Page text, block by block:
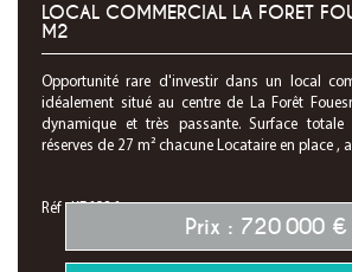
LOCAL COMMERCIAL LA FORET
M2
Opportunité rare d'investir dans un local
idéalement situé au centre de La Forêt
dynamique et très passante. Surface
réserves de 27 m² chacune Locataire en place ,
Réf : KF6986
Prix : 720 000 €